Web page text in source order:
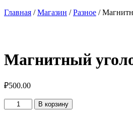
Главная /Магазин /Разное /
Магнитный
₽500.00
Количество
товара
В корзину